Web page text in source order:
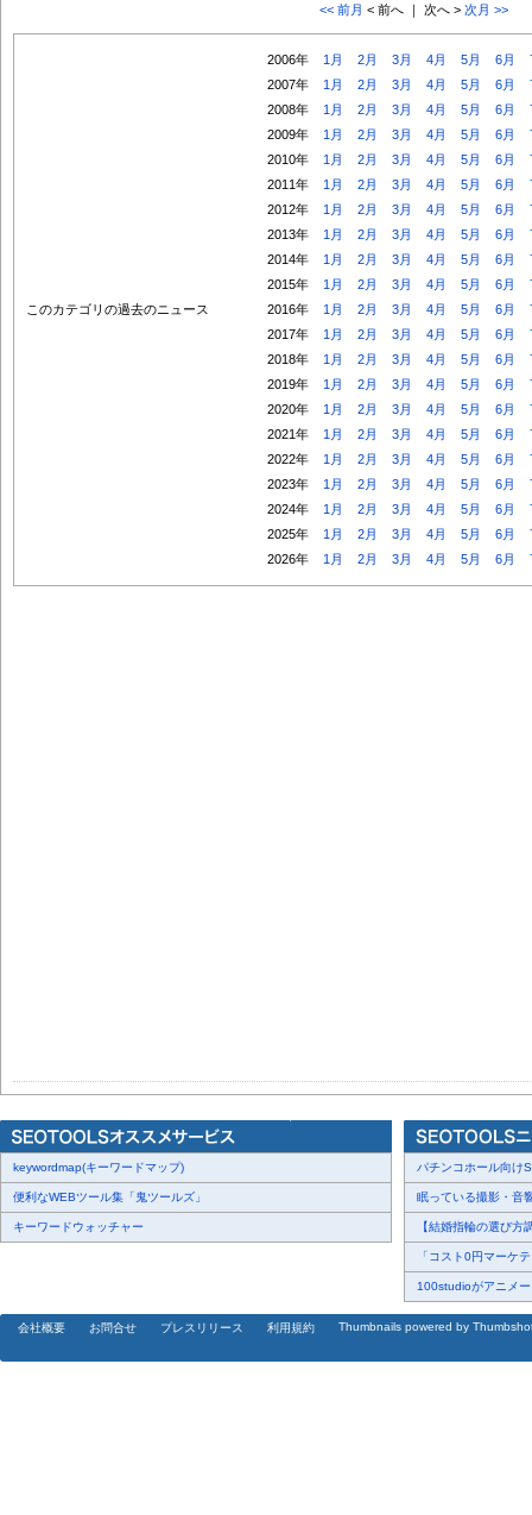
<< 前月 < 前へ ｜ 次へ > 次月 >>
このカテゴリの過去のニュース
2006年 1月 2月 3月 4月 5月 6月
2007年
1月 2月 3月 4月 5月 6月
2008年
1月 2月 3月 4月 5月 6月
2009年
1月 2月 3月 4月 5月 6月
2010年
1月 2月 3月 4月 5月 6月
2011年
1月 2月 3月 4月 5月 6月
2012年
1月 2月 3月 4月 5月 6月
2013年
1月 2月 3月 4月 5月 6月
2014年
1月 2月 3月 4月 5月 6月
2015年
1月 2月 3月 4月 5月 6月
2016年
1月 2月 3月 4月 5月 6月
2017年
1月 2月 3月 4月 5月 6月
2018年
1月 2月 3月 4月 5月 6月
2019年
1月 2月 3月 4月 5月 6月
2020年
1月 2月 3月 4月 5月 6月
2021年
1月 2月 3月 4月 5月 6月
2022年
1月 2月 3月 4月 5月 6月
2023年
1月 2月 3月 4月 5月 6月
2024年
1月 2月 3月 4月 5月 6月
2025年
1月 2月 3月 4月 5月 6月
2026年
1月 2月 3月 4月 5月 6月
keywordmap(キーワードマップ)
便利なWEBツール集「鬼ツールズ」
キーワードウォッチャー
パチンコホール向け
眠っている撮影・音
【結婚指輪の選び方
「コスト0円マーケ
100studioがアニメ
会社概要 お問合せ プレスリリース 利用規約 Thumbnails powered by